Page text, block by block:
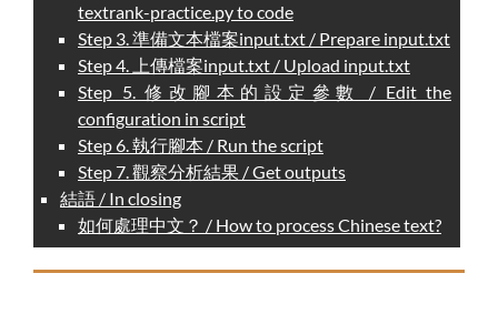
textrank-practice.py to code
Step 3. 準備文本檔案input.txt / Prepare input.txt
Step 4. 上傳檔案input.txt / Upload input.txt
Step 5. 修改腳本的設定參數 / Edit the
configuration in script
Step 6. 執行腳本 / Run the script
Step 7. 觀察分析結果 / Get outputs
結語 / In closing
如何處理中文？ / How to process Chinese text?